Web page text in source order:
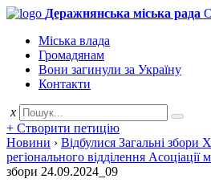
Деражнянська міська рада
Міська влада
Громадянам
Вони загинули за Україну
Контакти
x
+ Створити петицію
Новини › Відбулися Загальні збори
регіонального відділення Асоціації
збори 24.09.2024_09